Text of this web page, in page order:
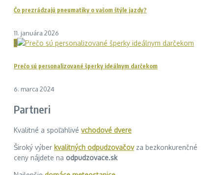
Čo prezrádzajú pneumatiky o vašom štýle jazdy?
11. januára 2026
3
Prečo sú personalizované šperky ideálnym darčekom
6. marca 2024
Partneri
Kvalitné a spoľahlivé vchodové dvere
Široký výber kvalitných odpudzovačovza bezkonkurenčné
ceny nájdete na odpudzovace.sk